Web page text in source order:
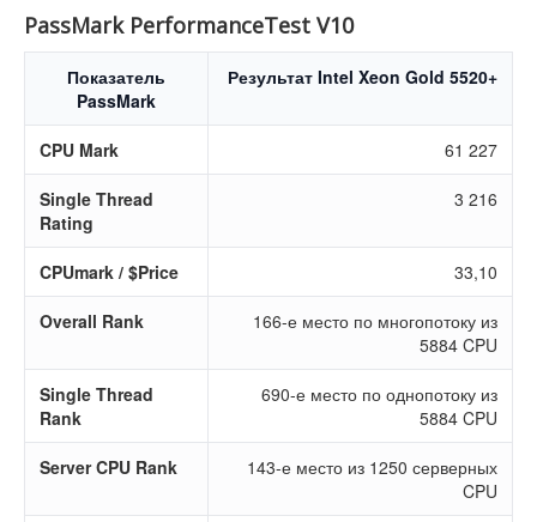
PassMark PerformanceTest V10
Показатель
PassMark
Результат Intel Xeon Gold 5520+
CPU Mark 61 227
Single Thread
Rating
3 216
CPUmark / $Price 33,10
Overall Rank
166-е место по многопотоку из
5884 CPU
Single Thread
Rank
690-е место по однопотоку из
5884 CPU
Server CPU Rank
143-е место из 1250 серверных
CPU